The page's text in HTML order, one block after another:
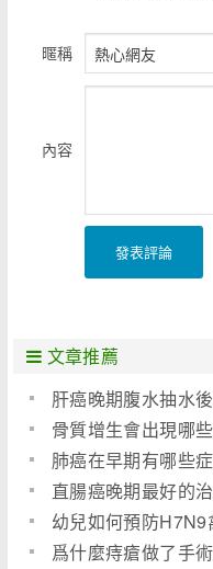
暱稱
內容
發表評論
文章推薦
肝癌晚期腹水抽水
骨質增生會出現哪
肺癌在早期有哪些
直腸癌晚期最好的
幼兒如何預防H7N9
爲什麼痔瘡做了手